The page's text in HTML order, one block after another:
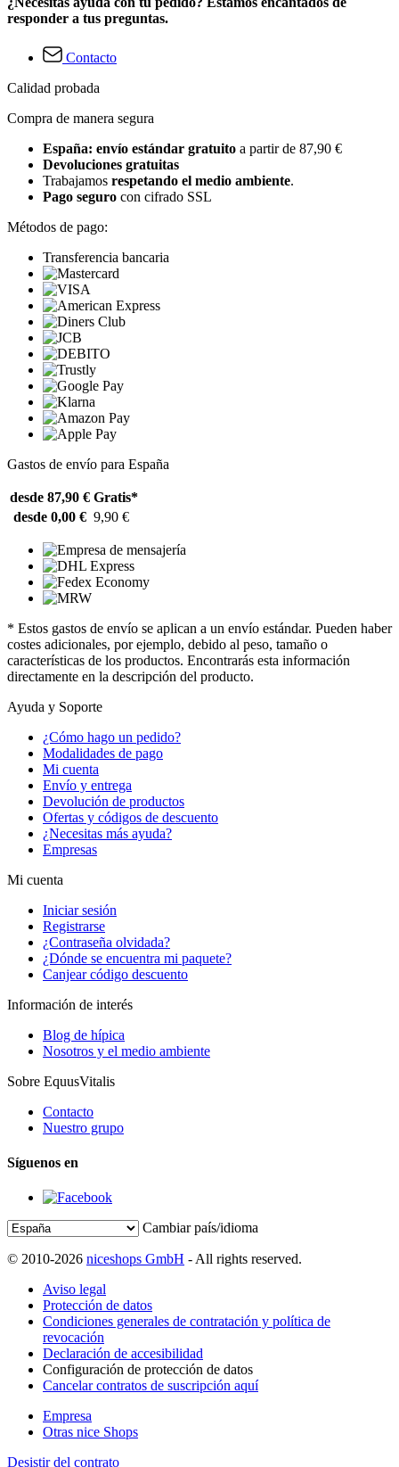
responder a tus preguntas.
Contacto
Calidad probada
Compra de manera segura
España: envío estándar gratuito a partir de 87,90 €
Devoluciones gratuitas
Trabajamos respetando el medio ambiente.
Pago seguro con cifrado SSL
Métodos de pago:
Transferencia bancaria
Gastos de envío para España
desde 87,90 € Gratis*
desde 0,00 € 9,90 €
* Estos gastos de envío se aplican a un envío estándar. Pueden haber
costes adicionales, por ejemplo, debido al peso, tamaño o
características de los productos. Encontrarás esta información
directamente en la descripción del producto.
Ayuda y Soporte
¿Cómo hago un pedido?
Modalidades de pago
Mi cuenta
Envío y entrega
Devolución de productos
Ofertas y códigos de descuento
¿Necesitas más ayuda?
Empresas
Mi cuenta
Iniciar sesión
Registrarse
¿Contraseña olvidada?
¿Dónde se encuentra mi paquete?
Canjear código descuento
Información de interés
Blog de hípica
Nosotros y el medio ambiente
Sobre EquusVitalis
Contacto
Nuestro grupo
Síguenos en
Cambiar país/idioma
© 2010-2026 niceshops GmbH - All rights reserved.
Aviso legal
Protección de datos
Condiciones generales de contratación y política de
revocación
Declaración de accesibilidad
Configuración de protección de datos
Cancelar contratos de suscripción aquí
Empresa
Otras nice Shops
Desistir del contrato